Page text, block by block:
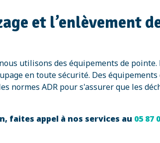
et l’enlèvement
utilisons des équipements de
en toute sécurité. Des
normes ADR pour s'assurer que les
faites appel à nos services au 05 87